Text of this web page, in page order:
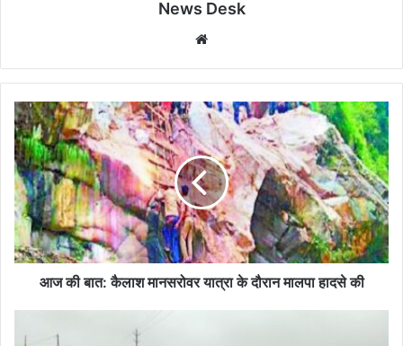
News Desk
आज
की
बात:
कैलाश
मानसरोवर
यात्रा
के
दौरान
मालपा
आज की बात: कैलाश मानसरोवर यात्रा के दौरान मालपा हादसे की
महादेव